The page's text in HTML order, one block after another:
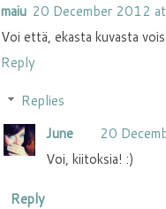
maiu 20 December 2012
Voi että, ekasta kuvasta
Reply
Replies
June
20
Voi, kiitoksia! :)
Reply